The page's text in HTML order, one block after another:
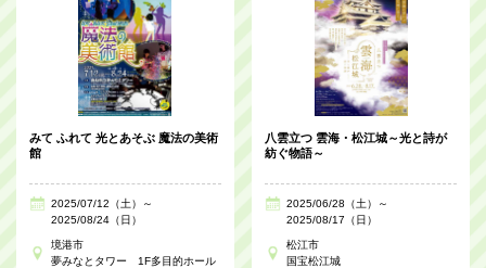
みて ふれて 光とあそぶ 魔法の美術
館
2025/07/12（土）～
2025/08/24（日）
境港市
夢みなとタワー 1F多目的ホール
八雲立つ 雲海・松江城～光と詩が
紡ぐ物語～
2025/06/28（土）～
2025/08/17（日）
松江市
国宝松江城